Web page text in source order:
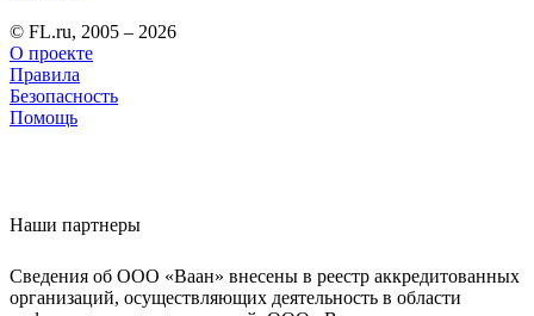
© FL.ru, 2005 – 2026
О проекте
Правила
Безопасность
Помощь
Наши партнеры
Сведения об ООО «Ваан» внесены в реестр аккредитованных
организаций, осуществляющих деятельность в области